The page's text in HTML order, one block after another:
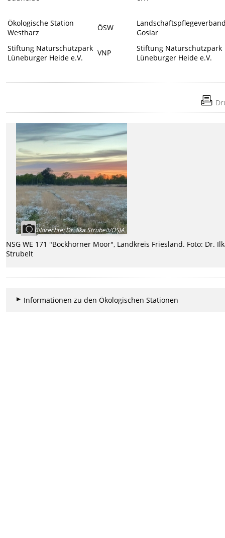
Ökologische Station
Westharz
ÖSW
Goslar
Stiftung Naturschutzpark
Lüneburger Heide e.V.
VNP
Stiftung Naturschutzpark
Lüneburger Heide e.V.
Bildrechte:Dr. Ilka Strubelt/ÖSJA
NSG WE 171 "Bockhorner Moor", Landkreis Friesland. Foto: Dr.
Strubelt
Informationen zu den Ökologischen Stationen